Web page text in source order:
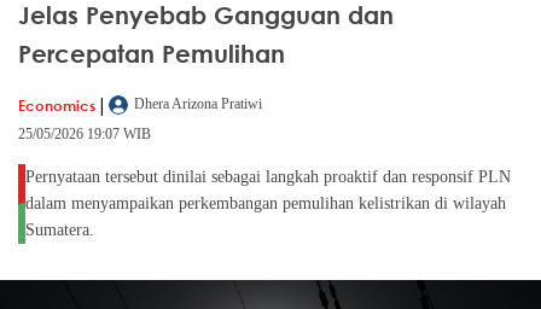
Jelas Penyebab Gangguan dan
Percepatan Pemulihan
Economics |
Dhera Arizona Pratiwi
25/05/2026 19:07 WIB
Pernyataan tersebut dinilai sebagai langkah proaktif dan responsif PLN
dalam menyampaikan perkembangan pemulihan kelistrikan di wilayah
Sumatera.